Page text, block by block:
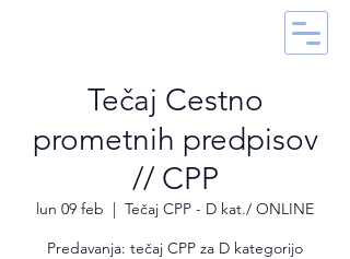
Tečaj Cestno
prometnih predpisov
// CPP
lun 09 feb
  |
Tečaj CPP - D kat./ ONLINE
Predavanja: tečaj CPP za D kategorijo